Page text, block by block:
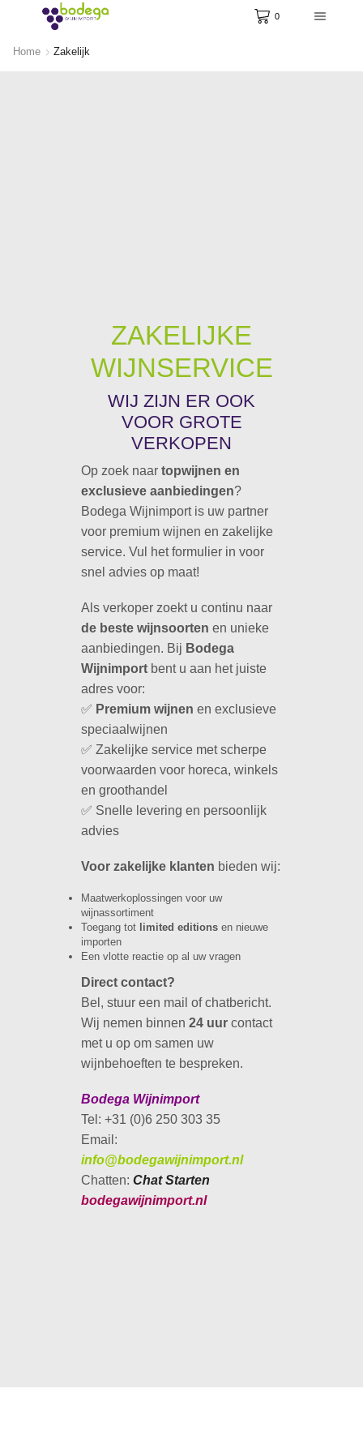
0
Home Zakelijk
ZAKELIJKE
WIJNSERVICE
WIJ ZIJN ER OOK
VOOR GROTE
VERKOPEN
Op zoek naar topwijnen en
exclusieve aanbiedingen?
Bodega Wijnimport is uw partner
voor premium wijnen en zakelijke
service. Vul het formulier in voor
snel advies op maat!
Als verkoper zoekt u continu naar
de beste wijnsoorten en unieke
aanbiedingen. Bij Bodega
Wijnimport bent u aan het juiste
adres voor:
✅ Premium wijnen en exclusieve
speciaalwijnen
✅ Zakelijke service met scherpe
voorwaarden voor horeca, winkels
en groothandel
✅ Snelle levering en persoonlijk
advies
Voor zakelijke klanten bieden wij:
Maatwerkoplossingen voor uw
wijnassortiment
Toegang tot limited editions en nieuwe
importen
Een vlotte reactie op al uw vragen
Direct contact?
Bel, stuur een mail of chatbericht.
Wij nemen binnen 24 uur contact
met u op om samen uw
wijnbehoeften te bespreken.
Bodega Wijnimport
Tel: +31 (0)6 250 303 35
Email:
info@bodegawijnimport.nl
Chatten: Chat Starten
bodegawijnimport.nl